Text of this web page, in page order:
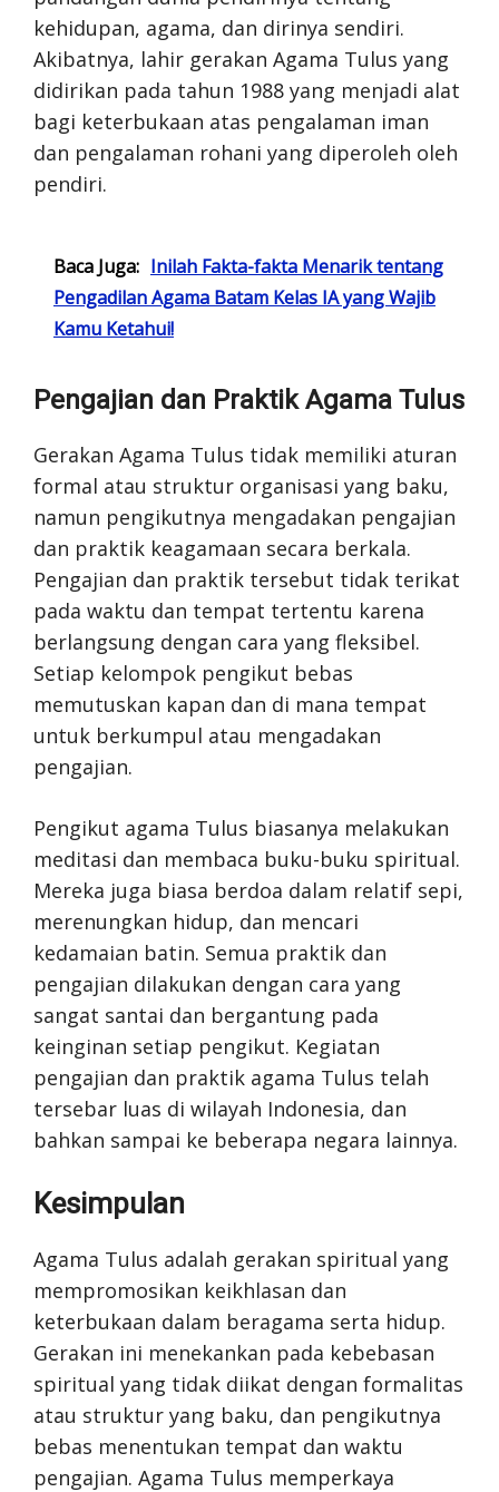
kehidupan, agama, dan dirinya sendiri.
Akibatnya, lahir gerakan Agama Tulus yang
didirikan pada tahun 1988 yang menjadi alat
bagi keterbukaan atas pengalaman iman
dan pengalaman rohani yang diperoleh oleh
pendiri.
Baca Juga: Inilah Fakta-fakta Menarik tentang
Pengadilan Agama Batam Kelas IA yang Wajib
Kamu Ketahui!
Pengajian dan Praktik Agama Tulus
Gerakan Agama Tulus tidak memiliki aturan
formal atau struktur organisasi yang baku,
namun pengikutnya mengadakan pengajian
dan praktik keagamaan secara berkala.
Pengajian dan praktik tersebut tidak terikat
pada waktu dan tempat tertentu karena
berlangsung dengan cara yang fleksibel.
Setiap kelompok pengikut bebas
memutuskan kapan dan di mana tempat
untuk berkumpul atau mengadakan
pengajian.
Pengikut agama Tulus biasanya melakukan
meditasi dan membaca buku-buku spiritual.
Mereka juga biasa berdoa dalam relatif sepi,
merenungkan hidup, dan mencari
kedamaian batin. Semua praktik dan
pengajian dilakukan dengan cara yang
sangat santai dan bergantung pada
keinginan setiap pengikut. Kegiatan
pengajian dan praktik agama Tulus telah
tersebar luas di wilayah Indonesia, dan
bahkan sampai ke beberapa negara lainnya.
Kesimpulan
Agama Tulus adalah gerakan spiritual yang
mempromosikan keikhlasan dan
keterbukaan dalam beragama serta hidup.
Gerakan ini menekankan pada kebebasan
spiritual yang tidak diikat dengan formalitas
atau struktur yang baku, dan pengikutnya
bebas menentukan tempat dan waktu
pengajian. Agama Tulus memperkaya